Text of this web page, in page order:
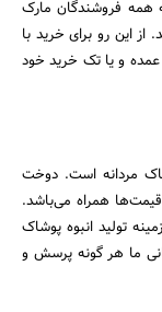
همه فروشندگان مارک
این رو برای خرید با
عمده و یا تک خرید خود
مردانه است. دوخت
قیمت‌ها همراه می‌باشد.
تولید انبوه پوشاک
ما هر گونه پرسش و